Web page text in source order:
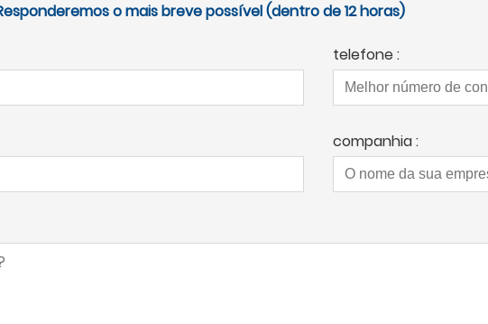
o mais breve possível (dentro de 12 horas)
telefone :
companhia :